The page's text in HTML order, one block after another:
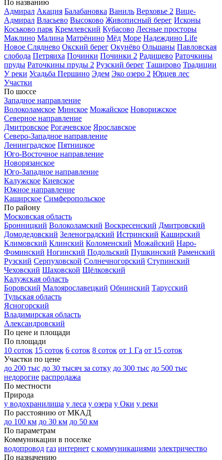
По названию
Адмирал Акация Балабановка Ваниль Верховье 2 Вице-
Адмирал Власьево Высоково Живописный берег Исконы
Коськово парк Кремлевский Кубасово Лесные просторы
Маклино Малина Матрёнино Мёд Море Надеждино Life
Новое Сляднево Окский берег Окунёво Ольшаны Павловская
слобода Петряиха Починки Починки 2 Радищево Раточкины
пруды Раточкины пруды 2 Рузский берег Таширово Традиции
У реки Усадьба Першино Эдем Эко озеро 2 Юрцев лес
Участки
По шоссе
Западное направление
Волоколамское Минское Можайское Новорижское
Северное направление
Дмитровское Рогачевское Ярославское
Северо-Западное направление
Ленинградское Пятницкое
Юго-Восточное направление
Новорязанское
Юго-Западное направление
Калужское Киевское
Южное направление
Каширское Симферопольское
По району
Московская область
Бронницкий Волоколамский Воскресенский Дмитровский
Домодедовский Зеленоградский Истринский Каширский
Климовский Клинский Коломенский Можайский Наро-
Фоминский Ногинский Подольский Пушкинский Раменский
Рузский Серпуховской Солнечногорский Ступинский
Чеховский Шаховской Щёлковский
Калужская область
Боровский Малоярославецкий Обнинский Тарусский
Тульская область
Ясногорский
Владимирская область
Александровский
По цене и площади
По площади
10 соток 15 соток 6 соток 8 соток от 1 Га от 15 соток
Участки по цене
до 200 тыс до 30 тысяч за сотку до 300 тыс до 500 тыс
недорогие распродажа
По местности
Природа
у водохранилища у леса у озера у Оки у реки
По расстоянию от МКАД
до 100 км до 30 км до 50 км
По параметрам
Коммуникации в поселке
водопровод газ интернет с коммуникациями электричество
По назначению